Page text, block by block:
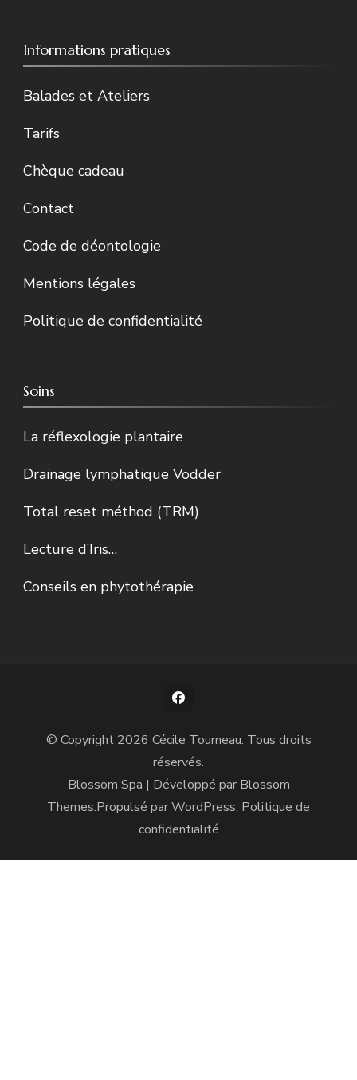
Informations pratiques
Balades et Ateliers
Tarifs
Chèque cadeau
Contact
Code de déontologie
Mentions légales
Politique de confidentialité
Soins
La réflexologie plantaire
Drainage lymphatique Vodder
Total reset méthod (TRM)
Lecture d’Iris…
Conseils en phytothérapie
© Copyright 2026 Cécile Tourneau. Tous droits
réservés.
Blossom Spa | Développé par Blossom
Themes.Propulsé parWordPress. Politique de
confidentialité